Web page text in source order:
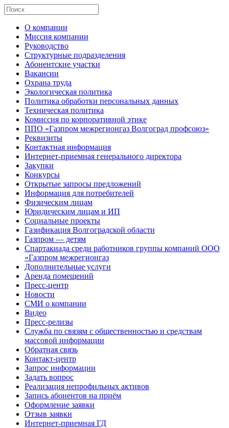
О компании
Миссия компании
Руководство
Структурные подразделения
Абонентские участки
Вакансии
Охрана труда
Экологическая политика
Политика обработки персональных данных
Техническая политика
Комиссия по корпоративной этике
ППО «Газпром межрегионгаз Волгоград профсоюз»
Реквизиты
Контактная информация
Интернет-приемная генерального директора
Закупки
Конкурсы
Открытые запросы предложений
Информация для потребителей
Физическим лицам
Юридическим лицам и ИП
Социальные проекты
Газификация Волгоградской области
Газпром — детям
Спартакиада среди работников группы компаний ООО
«Газпром межрегионгаз
Дополнительные услуги
Аренда помещений
Пресс-центр
Новости
СМИ о компании
Видео
Пресс-релизы
Служба по связям с общественностью и средствам
массовой информации
Обратная связь
Контакт-центр
Запрос информации
Задать вопрос
Реализация непрофильных активов
Запись абонентов на приём
Оформление заявки
Отзыв заявки
Интернет-приемная ГД